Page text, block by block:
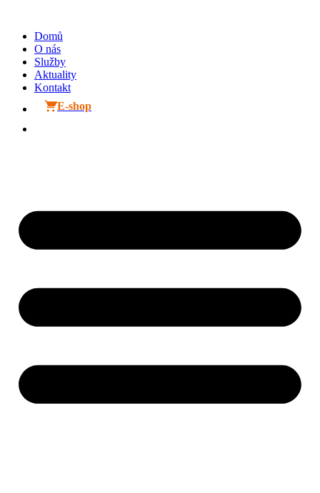
obsahuDomů
O nás
Služby
Aktuality
Kontakt
E-shop